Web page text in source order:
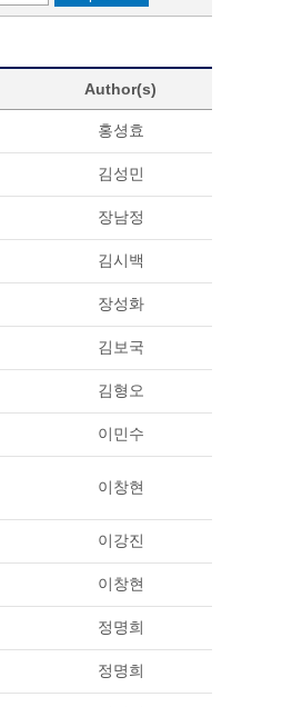
Author(s)
홍셩효
김성민
장남정
김시백
장성화
김보국
김형오
이민수
이창현
이강진
이창현
정명희
정명희